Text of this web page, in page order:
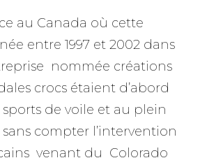
au Canada où cette
entre 1997 et 2002 dans
nommée créations
crocs étaient d’abord
de voile et au plein
sans compter l’intervention
venant du Colorado